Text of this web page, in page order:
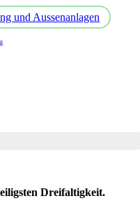
und Aussenanlagen
Dreifaltigkeit.